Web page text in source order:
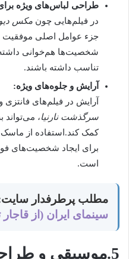
طراحی لباس‌های ویژه
در فیلم‌هایی چون مکس
جزء عوامل اصلی موفقیت
شخصیت‌ها هم‌خوانی داشته
تناسب داشته باشند.
آرایش و جلوه‌های ویژه:
آرایش در فیلم‌های فانتزی
سرگذشت نارنیا، می‌تواند
کمک کند.استفاده از
برای ایجاد شخصیت‌های
است.
مطلب پرطرفدار
سینمای ایران (از قاجار
5.موسیقی و طراحی صدا